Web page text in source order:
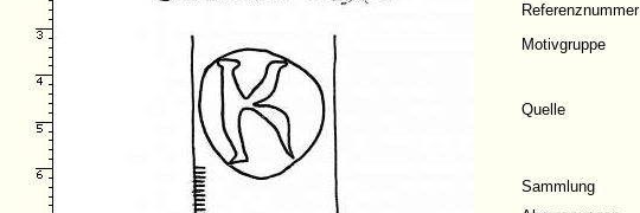
Referenznummer
Motivgruppe
Quelle
Sammlung